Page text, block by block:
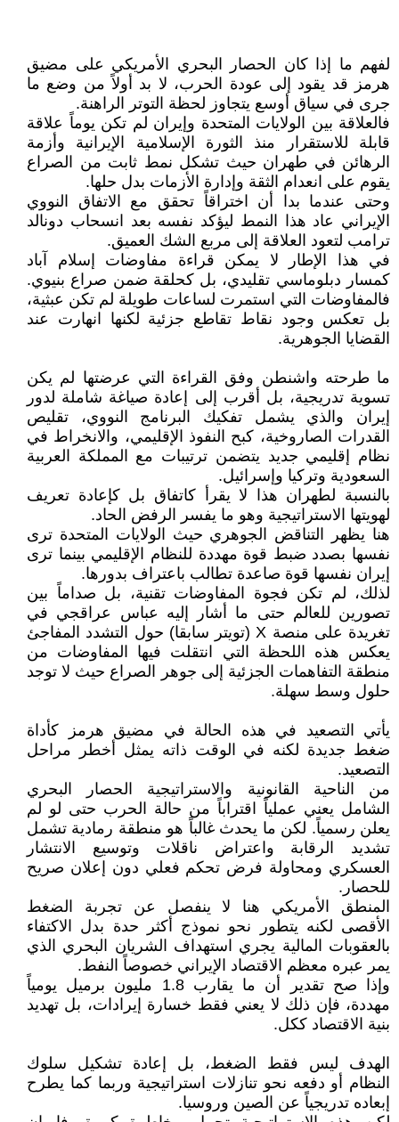
لفهم ما إذا كان الحصار البحري الأمريكي على مضيق
هرمز قد يقود إلى عودة الحرب، لا بد أولاً من وضع ما
جرى في سياق أوسع يتجاوز لحظة التوتر الراهنة.
فالعلاقة بين الولايات المتحدة وإيران لم تكن يوماً علاقة
قابلة للاستقرار منذ الثورة الإسلامية الإيرانية وأزمة
الرهائن في طهران حيث تشكل نمط ثابت من الصراع
يقوم على انعدام الثقة وإدارة الأزمات بدل حلها.
وحتى عندما بدا أن اختراقاً تحقق مع الاتفاق النووي
الإيراني عاد هذا النمط ليؤكد نفسه بعد انسحاب دونالد
ترامب لتعود العلاقة إلى مربع الشك العميق.
في هذا الإطار لا يمكن قراءة مفاوضات إسلام آباد
كمسار دبلوماسي تقليدي، بل كحلقة ضمن صراع بنيوي.
فالمفاوضات التي استمرت لساعات طويلة لم تكن عبثية،
بل تعكس وجود نقاط تقاطع جزئية لكنها انهارت عند
القضايا الجوهرية.
ما طرحته واشنطن وفق القراءة التي عرضتها لم يكن
تسوية تدريجية، بل أقرب إلى إعادة صياغة شاملة لدور
إيران والذي يشمل تفكيك البرنامج النووي، تقليص
القدرات الصاروخية، كبح النفوذ الإقليمي، والانخراط في
نظام إقليمي جديد يتضمن ترتيبات مع المملكة العربية
السعودية وتركيا وإسرائيل.
بالنسبة لطهران هذا لا يقرأ كاتفاق بل كإعادة تعريف
لهويتها الاستراتيجية وهو ما يفسر الرفض الحاد.
هنا يظهر التناقض الجوهري حيث الولايات المتحدة ترى
نفسها بصدد ضبط قوة مهددة للنظام الإقليمي بينما ترى
إيران نفسها قوة صاعدة تطالب باعتراف بدورها.
لذلك، لم تكن فجوة المفاوضات تقنية، بل صداماً بين
تصورين للعالم حتى ما أشار إليه عباس عراقجي في
تغريدة على منصة X (تويتر سابقا) حول التشدد المفاجئ
يعكس هذه اللحظة التي انتقلت فيها المفاوضات من
منطقة التفاهمات الجزئية إلى جوهر الصراع حيث لا توجد
حلول وسط سهلة.
يأتي التصعيد في هذه الحالة في مضيق هرمز كأداة
ضغط جديدة لكنه في الوقت ذاته يمثل أخطر مراحل
التصعيد.
من الناحية القانونية والاستراتيجية الحصار البحري
الشامل يعني عملياً اقتراباً من حالة الحرب حتى لو لم
يعلن رسمياً. لكن ما يحدث غالباً هو منطقة رمادية تشمل
تشديد الرقابة واعتراض ناقلات وتوسيع الانتشار
العسكري ومحاولة فرض تحكم فعلي دون إعلان صريح
للحصار.
المنطق الأمريكي هنا لا ينفصل عن تجربة الضغط
الأقصى لكنه يتطور نحو نموذج أكثر حدة بدل الاكتفاء
بالعقوبات المالية يجري استهداف الشريان البحري الذي
يمر عبره معظم الاقتصاد الإيراني خصوصاً النفط.
وإذا صح تقدير أن ما يقارب 1.8 مليون برميل يومياً
مهددة، فإن ذلك لا يعني فقط خسارة إيرادات، بل تهديد
بنية الاقتصاد ككل.
الهدف ليس فقط الضغط، بل إعادة تشكيل سلوك
النظام أو دفعه نحو تنازلات استراتيجية وربما كما يطرح
إبعاده تدريجياً عن الصين وروسيا.